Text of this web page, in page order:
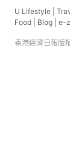
U Lifestyle
Food
Blog e-
香港經濟日報版